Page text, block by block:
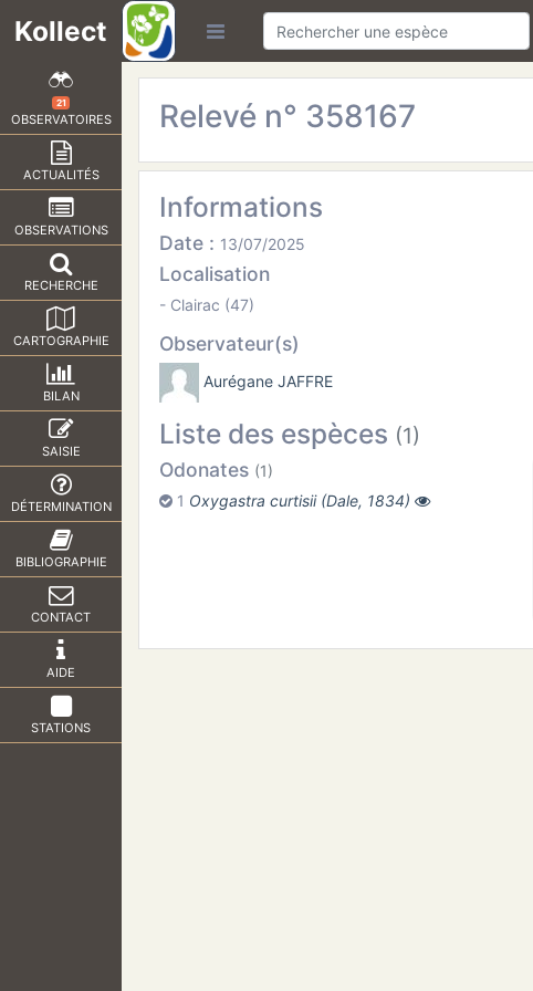
Kollect
21
OBSERVATOIRES
ACTUALITÉS
OBSERVATIONS
RECHERCHE
CARTOGRAPHIE
BILAN
SAISIE
DÉTERMINATION
BIBLIOGRAPHIE
CONTACT
AIDE
STATIONS
Relevé n° 358167
Informations
Date : 13/07/2025
Localisation
- Clairac (47)
Observateur(s)
Aurégane JAFFRE
Liste des espèces (1)
Odonates (1)
1 Oxygastra curtisii (Dale, 1834)